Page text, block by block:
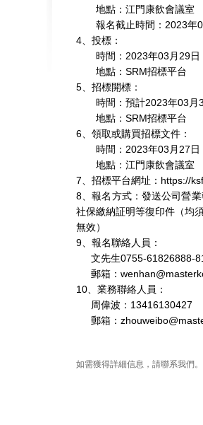
地點：江門康飲會議室
報名截止時間： 2023年
4 、投標：
時間： 2023年03 月 29
地點： SRM招標平台
5 、招標開標：
時間：預計2023年03 月
地點： SRM招標平台
6 、領取或購買招標文件：
時間： 2023年03 月 27
地點：江門康飲會議室
7 、招標平台網址： https://
8 、報名方式： 發送公司營
社保繳納証明等復印件（均
無效）
9 、報名聯絡人員：
文先生0755-61826888-
郵箱：
10 、業務聯絡人員：
周偉波： 13416130427
郵箱 ：
如需獲得詳細信息，請聯系我們。